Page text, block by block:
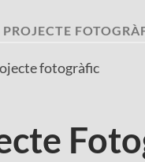
PROJECTE
fotogràfic